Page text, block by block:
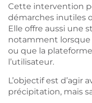
Cette intervention
démarches inutiles
Elle offre aussi une
notamment lorsque
ou que la
l’utilisateur.
L’objectif est d’agir
précipitation, mais